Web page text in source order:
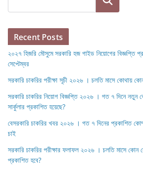
Recent Posts
২০২৭ হিজরি মৌসুমে সরকারি হজ গাইড নিয়োগের বিজ্ঞপ্তি
সেপ্টেম্বর
সরকারি চাকরির পরীক্ষা সূচী ২০২৬ । চলতি মাসে কোথায়
সরকারি চাকরির নিয়োগ বিজ্ঞপ্তি ২০২৬ । গত ৭ দিনে নতুন
সার্কুলার প্রকাশিত হয়েছে?
বেসরকারি চাকরির খবর ২০২৬ । গত ৭ দিনের প্রকাশিত
চাই
সরকারি চাকরির পরীক্ষার ফলাফল ২০২৬ । চলতি মাসে কোন
প্রকাশিত হবে?